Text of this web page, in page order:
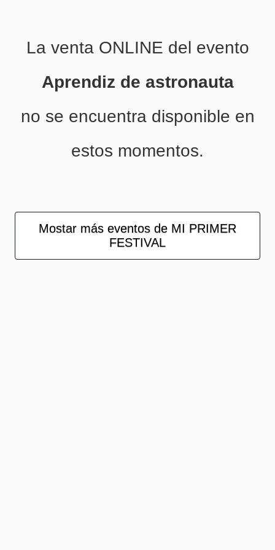
La venta ONLINE del evento
Aprendiz de astronauta
no se encuentra disponible en
estos momentos.
Mostar más eventos de MI PRIMER
FESTIVAL